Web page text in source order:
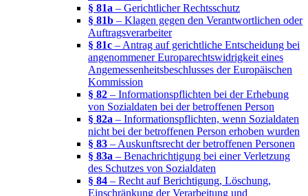
§ 81a – Gerichtlicher Rechtsschutz
§ 81b – Klagen gegen den Verantwortlichen oder
Auftragsverarbeiter
§ 81c – Antrag auf gerichtliche Entscheidung bei
angenommener Europarechtswidrigkeit eines
Angemessenheitsbeschlusses der Europäischen
Kommission
§ 82 – Informationspflichten bei der Erhebung
von Sozialdaten bei der betroffenen Person
§ 82a – Informationspflichten, wenn Sozialdaten
nicht bei der betroffenen Person erhoben wurden
§ 83 – Auskunftsrecht der betroffenen Personen
§ 83a – Benachrichtigung bei einer Verletzung
des Schutzes von Sozialdaten
§ 84 – Recht auf Berichtigung, Löschung,
Einschränkung der Verarbeitung und